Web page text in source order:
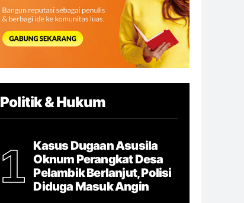
Politik & Hukum
1
Kasus Dugaan Asusila
Oknum Perangkat Desa
Pelambik Berlanjut, Polisi
Diduga Masuk Angin